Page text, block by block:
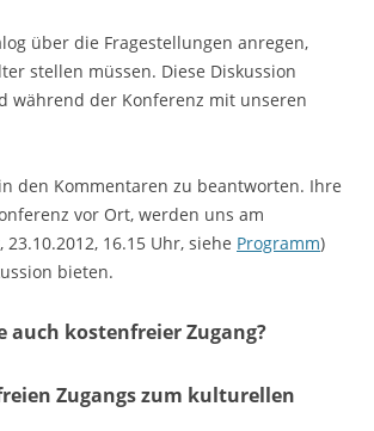
über die Fragestellungen anregen,
stellen müssen. Diese Diskussion
während der Konferenz mit unseren
den Kommentaren zu beantworten. Ihre
vor Ort, werden uns am
16.15 Uhr, siehe Programm)
bieten.
auch kostenfreier Zugang?
Zugangs zum kulturellen